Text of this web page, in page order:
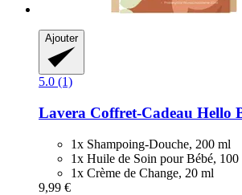
Ajouter
5.0 (1)
Lavera Coffret-​Cadeau Hello
1x Shampoing-Douche, 200 ml
1x Huile de Soin pour Bébé, 100
1x Crème de Change, 20 ml
9,99 €